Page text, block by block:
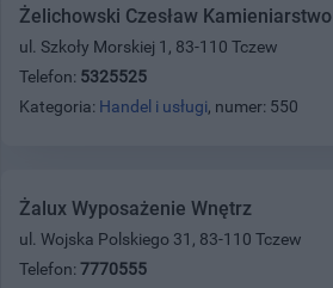
Żelichowski Czesław Kamieniarstwo
ul. Szkoły Morskiej 1, 83-110 Tczew
Telefon: 5325525
Kategoria: Handel i usługi, numer: 550
Żalux Wyposażenie Wnętrz
ul. Wojska Polskiego 31, 83-110 Tczew
Telefon: 7770555